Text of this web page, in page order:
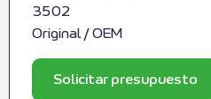
3502
Original / OEM
Solicitar presupuesto